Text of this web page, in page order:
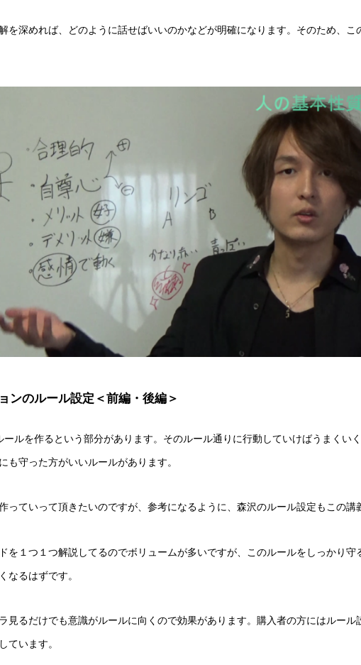
を深めれば、どのように話せばいいのかなどが明確になります。そのため、
ンのルール設定＜前編・後編＞
ルを作るという部分があります。そのルール通りに行動していけばうまくい
も守った方がいいルールがあります。
っていって頂きたいのですが、参考になるように、森沢のルール設定もこの講
を１つ１つ解説してるのでボリュームが多いですが、このルールをしっかり
なるはずです。
見るだけでも意識がルールに向くので効果があります。購入者の方にはルー
ています。